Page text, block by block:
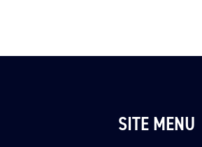
SITE MENU